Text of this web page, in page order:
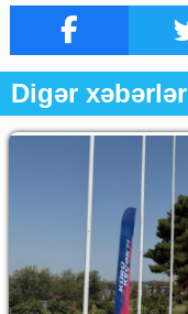
Digər xəbərlər